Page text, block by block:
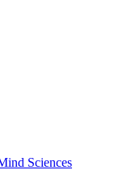
Sciences